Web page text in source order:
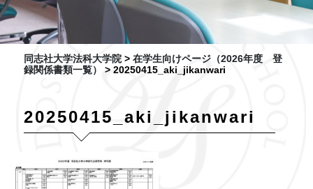
同志社大学法科大学院> 在学生向けページ（2026年度 登
録関係書類一覧）
> 20250415_aki_jikanwari
20250415_aki_jikanwari